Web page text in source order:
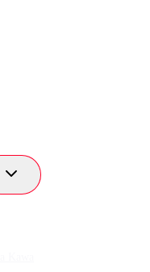
Przełącz
podrzędne